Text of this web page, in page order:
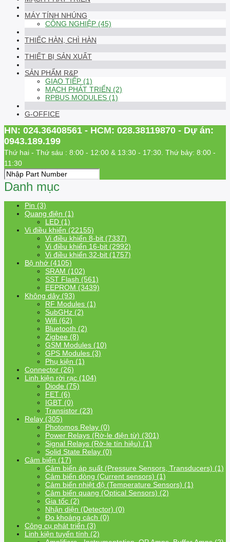
MÁY TÍNH NHÚNG
CÔNG NGHIỆP (45)
THIẾC HÀN, CHÌ HÀN
THIẾT BỊ SẢN XUẤT
SẢN PHẨM R&P
GIAO TIẾP (1)
MẠCH PHÁT TRIỂN (2)
RPBUS MODULES (1)
G-OFFICE
HN: 024.36408561 - HCM: 028.38119870 - Dự án:
0943.189.199
Thứ hai - Thứ sáu : 8:00 - 12:00 & 13:30 - 17:30. Thứ bảy: 8:00 -
11:30
Danh mục
Pin (3)
Quang điện (1)
LED (1)
Vi điều khiển (22155)
Vi điều khiển 8-bit (7337)
Vi điều khiển 16-bit (2992)
Vi điều khiển 32-bit (1757)
Bộ nhớ (4105)
SRAM (102)
SST Flash (561)
EEPROM (3439)
Không dây (93)
RF Modules (1)
SubGHz (2)
Wifi (62)
Bluetooth (2)
Zigbee (8)
GSM Modules (10)
GPS Modules (3)
Phụ kiện (1)
Connector (26)
Linh kiện rời rạc (104)
Diode (75)
FET (6)
IGBT (0)
Transistor (23)
Relay (305)
Photomos Relay (0)
Power Relays (Rờ-le điện từ) (301)
Signal Relays (Rờ-le tín hiệu) (1)
Solid State Relay (0)
Cảm biến (17)
Cảm biến áp suất (Pressure Sensors, Transducers) (1)
Cảm biến dòng (Current sensors) (1)
Cảm biến nhiệt độ (Temperature Sensors) (1)
Cảm biến quang (Optical Sensors) (2)
Gia tốc (2)
Nhận diện (Detector) (0)
Đo khoảng cách (0)
Công cụ phát triển (3)
Linh kiện tuyến tính (2)